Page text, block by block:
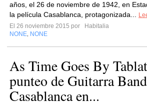
años, el 26 de noviembre de 1942, en
la película Casablanca, protagonizada...
El 26 noviembre 2015 por
Habitalia
NONE NONE
As Time Goes By
punteo de Guitarra
Casablanca en...